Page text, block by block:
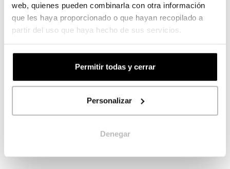
web, quienes pueden combinarla con otra información
que les haya proporcionado o que hayan recopilado a
partir del uso que haya hecho de sus servicios.
Permitir todas y cerrar
Personalizar
Denegar
packaging elegido, sus plantillas y las
opciones disponibles en cada caso.